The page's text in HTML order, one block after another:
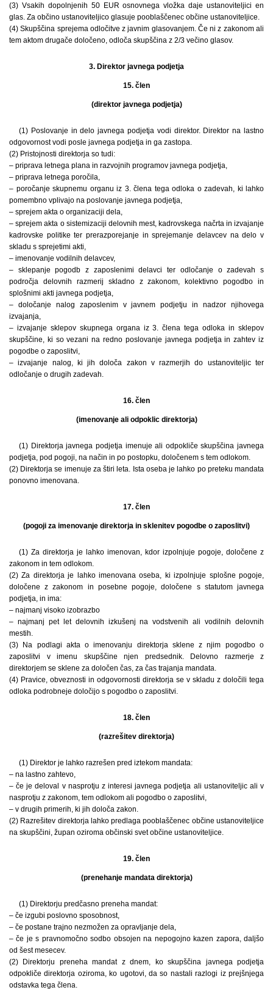
(3) Vsakih dopolnjenih 50 EUR osnovnega vložka daje ustanoviteljici en
glas. Za občino ustanoviteljico glasuje pooblaščenec občine ustanoviteljice.
(4) Skupščina sprejema odločitve z javnim glasovanjem. Če ni z zakonom ali
tem aktom drugače določeno, odloča skupščina z 2/3 večino glasov.
3. Direktor javnega podjetja
15. člen
(direktor javnega podjetja)
(1) Poslovanje in delo javnega podjetja vodi direktor. Direktor na lastno
odgovornost vodi posle javnega podjetja in ga zastopa.
(2) Pristojnosti direktorja so tudi:
– priprava letnega plana in razvojnih programov javnega podjetja,
– priprava letnega poročila,
– poročanje skupnemu organu iz 3. člena tega odloka o zadevah, ki lahko
pomembno vplivajo na poslovanje javnega podjetja,
– sprejem akta o organizaciji dela,
– sprejem akta o sistemizaciji delovnih mest, kadrovskega načrta in izvajanje
kadrovske politike ter prerazporejanje in sprejemanje delavcev na delo v
skladu s sprejetimi akti,
– imenovanje vodilnih delavcev,
– sklepanje pogodb z zaposlenimi delavci ter odločanje o zadevah s
področja delovnih razmerij skladno z zakonom, kolektivno pogodbo in
splošnimi akti javnega podjetja,
– določanje nalog zaposlenim v javnem podjetju in nadzor njihovega
izvajanja,
– izvajanje sklepov skupnega organa iz 3. člena tega odloka in sklepov
skupščine, ki so vezani na redno poslovanje javnega podjetja in zahtev iz
pogodbe o zaposlitvi,
– izvajanje nalog, ki jih določa zakon v razmerjih do ustanoviteljic ter
odločanje o drugih zadevah.
16. člen
(imenovanje ali odpoklic direktorja)
(1) Direktorja javnega podjetja imenuje ali odpokliče skupščina javnega
podjetja, pod pogoji, na način in po postopku, določenem s tem odlokom.
(2) Direktorja se imenuje za štiri leta. Ista oseba je lahko po preteku mandata
ponovno imenovana.
17. člen
(pogoji za imenovanje direktorja in sklenitev pogodbe o zaposlitvi)
(1) Za direktorja je lahko imenovan, kdor izpolnjuje pogoje, določene z
zakonom in tem odlokom.
(2) Za direktorja je lahko imenovana oseba, ki izpolnjuje splošne pogoje,
določene z zakonom in posebne pogoje, določene s statutom javnega
podjetja, in ima:
– najmanj visoko izobrazbo
– najmanj pet let delovnih izkušenj na vodstvenih ali vodilnih delovnih
mestih.
(3) Na podlagi akta o imenovanju direktorja sklene z njim pogodbo o
zaposlitvi v imenu skupščine njen predsednik. Delovno razmerje z
direktorjem se sklene za določen čas, za čas trajanja mandata.
(4) Pravice, obveznosti in odgovornosti direktorja se v skladu z določili tega
odloka podrobneje določijo s pogodbo o zaposlitvi.
18. člen
(razrešitev direktorja)
(1) Direktor je lahko razrešen pred iztekom mandata:
– na lastno zahtevo,
– če je deloval v nasprotju z interesi javnega podjetja ali ustanoviteljic ali v
nasprotju z zakonom, tem odlokom ali pogodbo o zaposlitvi,
– v drugih primerih, ki jih določa zakon.
(2) Razrešitev direktorja lahko predlaga pooblaščenec občine ustanoviteljice
na skupščini, župan oziroma občinski svet občine ustanoviteljice.
19. člen
(prenehanje mandata direktorja)
(1) Direktorju predčasno preneha mandat:
– če izgubi poslovno sposobnost,
– če postane trajno nezmožen za opravljanje dela,
– če je s pravnomočno sodbo obsojen na nepogojno kazen zapora, daljšo
od šest mesecev.
(2) Direktorju preneha mandat z dnem, ko skupščina javnega podjetja
odpokliče direktorja oziroma, ko ugotovi, da so nastali razlogi iz prejšnjega
odstavka tega člena.